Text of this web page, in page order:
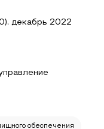
декабрь 2022
обеспечения